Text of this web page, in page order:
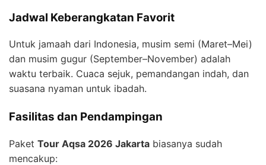
Jadwal Keberangkatan Favorit
Untuk jamaah dari Indonesia, musim semi (Maret–Mei)
dan musim gugur (September–November) adalah
waktu terbaik. Cuaca sejuk, pemandangan indah, dan
suasana nyaman untuk ibadah.
Fasilitas dan Pendampingan
Paket Tour Aqsa 2026 Jakarta biasanya sudah
mencakup: